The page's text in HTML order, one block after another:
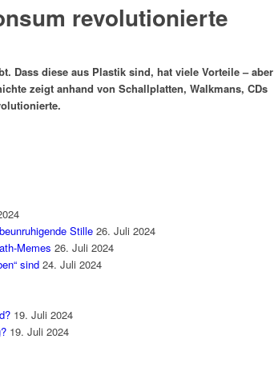
revolutionierte
Dass diese aus Plastik sind, hat viele Vorteile – aber
zeigt anhand von Schallplatten, Walkmans, CDs
.
Stille 26. Juli 2024
Memes 26. Juli 2024
sind 24. Juli 2024
19. Juli 2024
19. Juli 2024